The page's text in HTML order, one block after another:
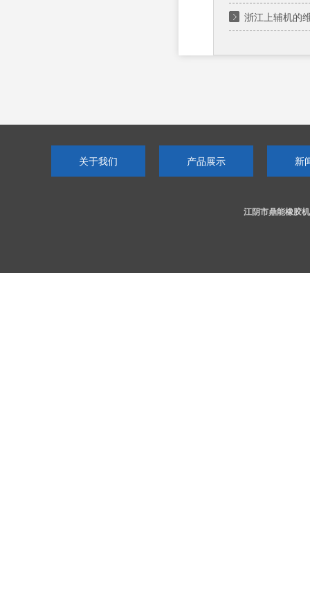
浙江上辅机的
关于我们 产品展示 新
江阴市鼎能橡胶